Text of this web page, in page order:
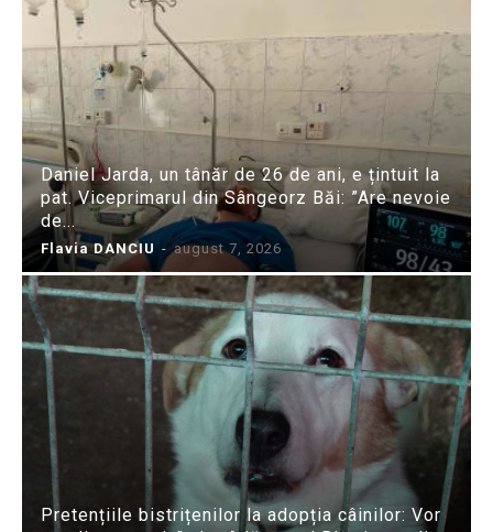
Daniel Jarda, un tânăr de 26 de ani, e țintuit la
pat. Viceprimarul din Sângeorz Băi: ”Are nevoie
de...
Flavia DANCIU - august 7, 2026
Pretențiile bistrițenilor la adopția câinilor: Vor